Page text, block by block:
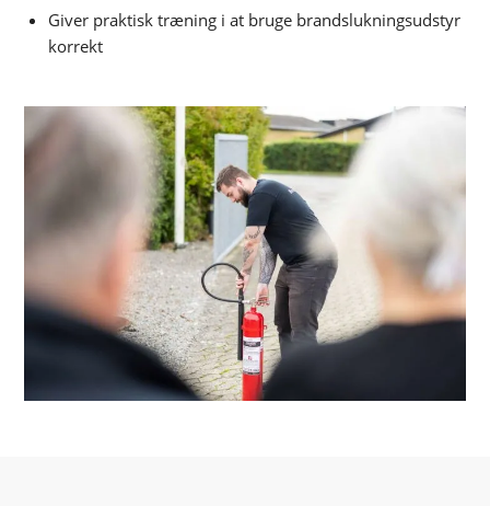
Giver praktisk træning i at bruge brandslukningsudstyr
korrekt